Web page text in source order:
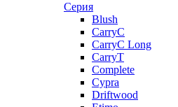
Серия
Blush
CarryC
CarryC Long
CarryT
Complete
Cypra
Driftwood